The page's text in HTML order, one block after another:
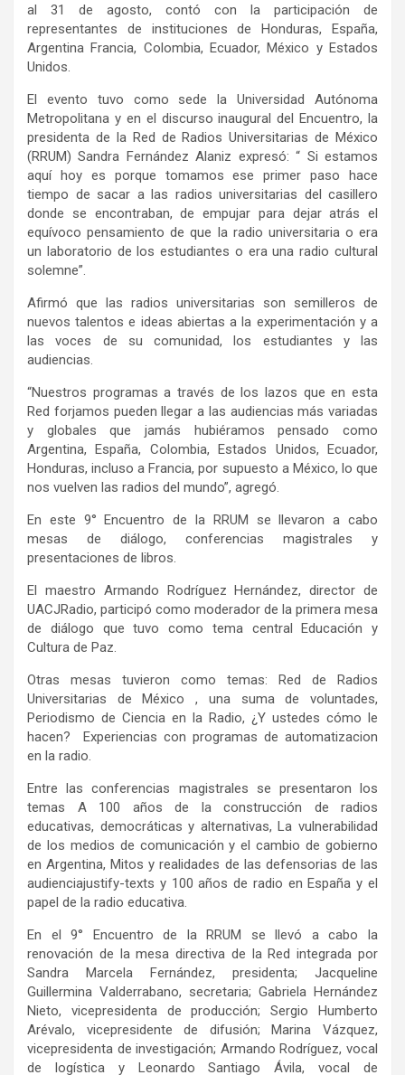
al 31 de agosto, contó con la participación de
representantes de instituciones de Honduras, España,
Argentina Francia, Colombia, Ecuador, México y Estados
Unidos.
El evento tuvo como sede la Universidad Autónoma
Metropolitana y en el discurso inaugural del Encuentro, la
presidenta de la Red de Radios Universitarias de México
(RRUM) Sandra Fernández Alaniz expresó: “ Si estamos
aquí hoy es porque tomamos ese primer paso hace
tiempo de sacar a las radios universitarias del casillero
donde se encontraban, de empujar para dejar atrás el
equívoco pensamiento de que la radio universitaria o era
un laboratorio de los estudiantes o era una radio cultural
solemne”.
Afirmó que las radios universitarias son semilleros de
nuevos talentos e ideas abiertas a la experimentación y a
las voces de su comunidad, los estudiantes y las
audiencias.
“Nuestros programas a través de los lazos que en esta
Red forjamos pueden llegar a las audiencias más variadas
y globales que jamás hubiéramos pensado como
Argentina, España, Colombia, Estados Unidos, Ecuador,
Honduras, incluso a Francia, por supuesto a México, lo que
nos vuelven las radios del mundo”, agregó.
En este 9° Encuentro de la RRUM se llevaron a cabo
mesas de diálogo, conferencias magistrales y
presentaciones de libros.
El maestro Armando Rodríguez Hernández, director de
UACJRadio, participó como moderador de la primera mesa
de diálogo que tuvo como tema central Educación y
Cultura de Paz.
Otras mesas tuvieron como temas: Red de Radios
Universitarias de México , una suma de voluntades,
Periodismo de Ciencia en la Radio, ¿Y ustedes cómo le
hacen? Experiencias con programas de automatizacion
en la radio.
Entre las conferencias magistrales se presentaron los
temas A 100 años de la construcción de radios
educativas, democráticas y alternativas, La vulnerabilidad
de los medios de comunicación y el cambio de gobierno
en Argentina, Mitos y realidades de las defensorias de las
audienciajustify-texts y 100 años de radio en España y el
papel de la radio educativa.
En el 9° Encuentro de la RRUM se llevó a cabo la
renovación de la mesa directiva de la Red integrada por
Sandra Marcela Fernández, presidenta; Jacqueline
Guillermina Valderrabano, secretaria; Gabriela Hernández
Nieto, vicepresidenta de producción; Sergio Humberto
Arévalo, vicepresidente de difusión; Marina Vázquez,
vicepresidenta de investigación; Armando Rodríguez, vocal
de logística y Leonardo Santiago Ávila, vocal de